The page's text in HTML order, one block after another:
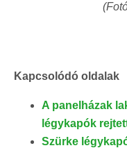
Kapcsolódó oldalak
A panelházak
légykapók
Szürke